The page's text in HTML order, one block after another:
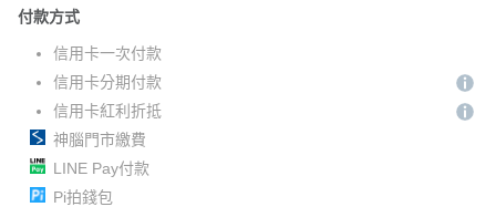
付款方式
信用卡一次付款
信用卡分期付款
信用卡紅利折抵
神腦門市繳費
LINE Pay付款
Pi拍錢包